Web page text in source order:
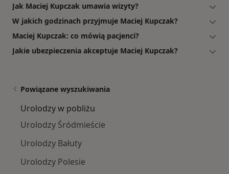
Jak Maciej Kupczak umawia wizyty?
W jakich godzinach przyjmuje Maciej Kupczak?
Maciej Kupczak: co mówią pacjenci?
Jakie ubezpieczenia akceptuje Maciej Kupczak?
Powiązane wyszukiwania
Urolodzy w pobliżu
Urolodzy Śródmieście
Urolodzy Bałuty
Urolodzy Polesie